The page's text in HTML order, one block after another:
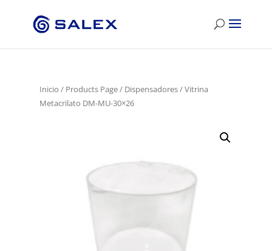
Inicio / Products Page/ Dispensadores/ Vitrina
Metacrilato DM-MU-30×26